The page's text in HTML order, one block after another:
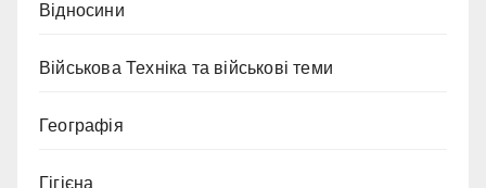
Відносини
Військова Техніка та військові теми
Географія
Гігієна